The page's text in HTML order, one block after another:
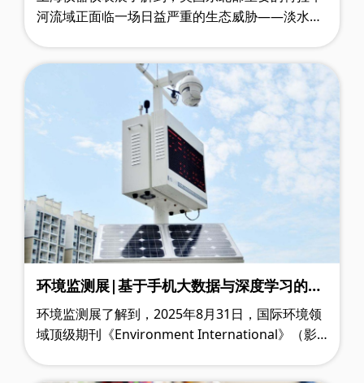
河流域正面临一场日益严重的生态威胁——淡水盐
环境监测展|基于手机大数据与深度学习的城
市NO₂污染高精度动态监测研究取得突破
环境监测展了解到，2025年8月31日，国际环境领
域顶级期刊《Environment International》（影